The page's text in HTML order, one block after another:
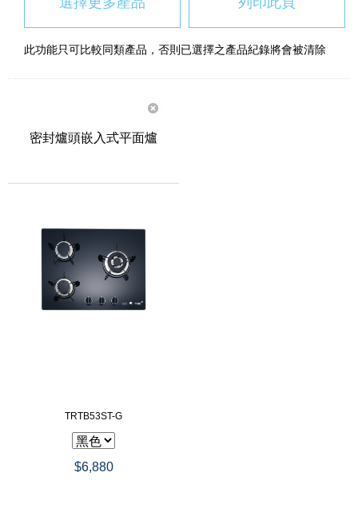
此功能只可比較同類產品，否則已選擇之產品紀錄將會被清除
密封爐頭嵌入式平面爐
TRTB53ST-G
$6,880